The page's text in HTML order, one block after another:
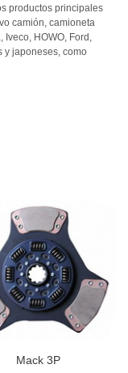
productos principales
camión, camioneta
HOWO, Ford,
y japoneses, como
Mack 3P